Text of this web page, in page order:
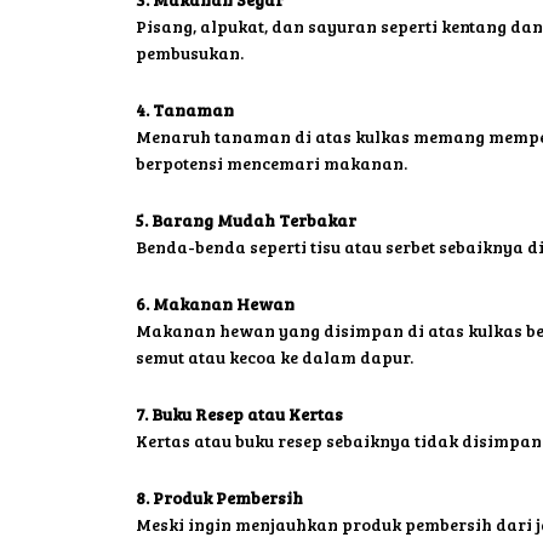
Pisang, alpukat, dan sayuran seperti kentang
pembusukan.
4. Tanaman
Menaruh tanaman di atas kulkas memang
berpotensi mencemari makanan.
5. Barang Mudah Terbakar
Benda-benda seperti tisu atau serbet
6. Makanan Hewan
Makanan hewan yang disimpan di atas kulkas
semut atau kecoa ke dalam dapur.
7. Buku Resep atau Kertas
Kertas atau buku resep sebaiknya tidak
8. Produk Pembersih
Meski ingin menjauhkan produk pembersih dari